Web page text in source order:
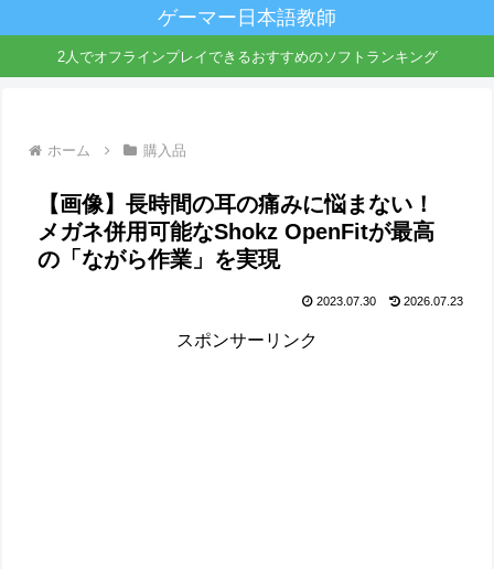
ゲーマー日本語教師
2人でオフラインプレイできるおすすめのソフトランキング
ホーム 購入品
【画像】長時間の耳の痛みに悩まない！
メガネ併用可能なShokz OpenFitが最高
の「ながら作業」を実現
2023.07.30 2026.07.23
スポンサーリンク